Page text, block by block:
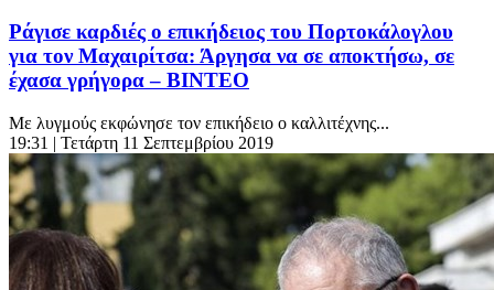
Ράγισε καρδιές ο επικήδειος του Πορτοκάλογλου
για τον Μαχαιρίτσα: Άργησα να σε αποκτήσω, σε
έχασα γρήγορα – ΒΙΝΤΕΟ
Με λυγμούς εκφώνησε τον επικήδειο ο καλλιτέχνης...
19:31 | Τετάρτη 11 Σεπτεμβρίου 2019